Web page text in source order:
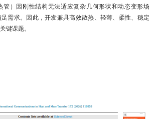
管）因刚性结构无法适应复杂几何形状和动态变形场
需求。因此，开发兼具高效散热、轻薄、柔性、稳定
键课题。